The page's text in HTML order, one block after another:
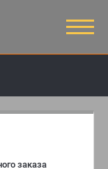
заказа